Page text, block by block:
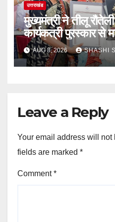
उत्तराखंड
मुख्यमंत्री ने तीलू
कार्यकत्री पुरस्कार से
सम्मानित
AUG 8, 2026 SHASHI
Leave a Reply
Your email address will not
fields are marked *
Comment*